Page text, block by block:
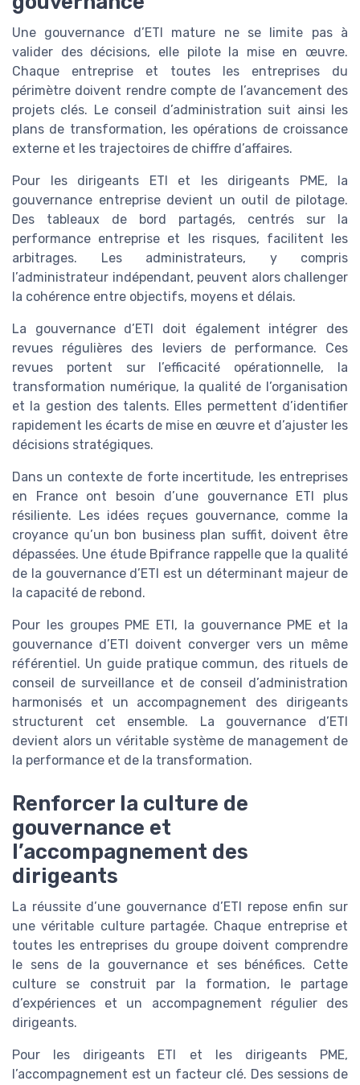
Une gouvernance d’ETI mature ne se limite pas à
valider des décisions, elle pilote la mise en œuvre.
Chaque entreprise et toutes les entreprises du
périmètre doivent rendre compte de l’avancement des
projets clés. Le conseil d’administration suit ainsi les
plans de transformation, les opérations de croissance
externe et les trajectoires de chiffre d’affaires.
Pour les dirigeants ETI et les dirigeants PME, la
gouvernance entreprise devient un outil de pilotage.
Des tableaux de bord partagés, centrés sur la
performance entreprise et les risques, facilitent les
arbitrages. Les administrateurs, y compris
l’administrateur indépendant, peuvent alors challenger
la cohérence entre objectifs, moyens et délais.
La gouvernance d’ETI doit également intégrer des
revues régulières des leviers de performance. Ces
revues portent sur l’efficacité opérationnelle, la
transformation numérique, la qualité de l’organisation
et la gestion des talents. Elles permettent d’identifier
rapidement les écarts de mise en œuvre et d’ajuster les
décisions stratégiques.
Dans un contexte de forte incertitude, les entreprises
en France ont besoin d’une gouvernance ETI plus
résiliente. Les idées reçues gouvernance, comme la
croyance qu’un bon business plan suffit, doivent être
dépassées. Une étude Bpifrance rappelle que la qualité
de la gouvernance d’ETI est un déterminant majeur de
la capacité de rebond.
Pour les groupes PME ETI, la gouvernance PME et la
gouvernance d’ETI doivent converger vers un même
référentiel. Un guide pratique commun, des rituels de
conseil de surveillance et de conseil d’administration
harmonisés et un accompagnement des dirigeants
structurent cet ensemble. La gouvernance d’ETI
devient alors un véritable système de management de
la performance et de la transformation.
Renforcer la culture de
gouvernance et
l’accompagnement des
dirigeants
La réussite d’une gouvernance d’ETI repose enfin sur
une véritable culture partagée. Chaque entreprise et
toutes les entreprises du groupe doivent comprendre
le sens de la gouvernance et ses bénéfices. Cette
culture se construit par la formation, le partage
d’expériences et un accompagnement régulier des
dirigeants.
Pour les dirigeants ETI et les dirigeants PME,
l’accompagnement est un facteur clé. Des sessions de